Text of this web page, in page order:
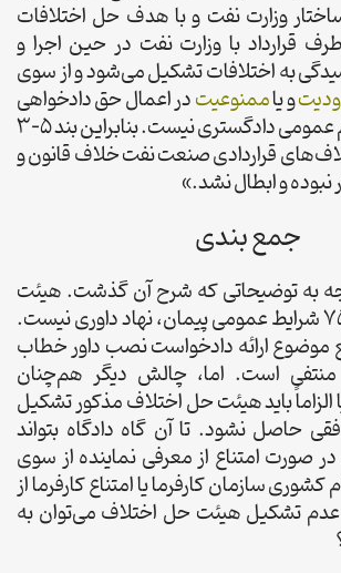
وزارت نفت و با هدف حل اختلافات
قرارداد با وزارت نفت در حین اجرا و
به اختلافات تشکیل می‌شود و از سوی
و یاممنوعیتدر اعمال حق دادخواهی
و مراجعه به محاکم عمومی دادگستری نیست. بنابراین بند ۵-۳
قراردادی صنعت نفت خلاف قانون و
نبوده و ابطال نشد.»
جمع بندی
به توضیحاتی که شرح آن گذشت. هیئت
حل اختلاف ماده 75 شرایط عمومی پیمان، نهاد داوری نیست.
موضوع ارائه دادخواست نصب داور خطاب
است. اما، چالش دیگر هم‌چنان
الزاماً باید هیئت حل اختلاف مذکور تشکیل
حاصل نشود. تا آن گاه دادگاه بتواند
صورت امتناع از معرفی نماینده از سوی
کشوری سازمان کارفرما یا امتناع کارفرما از
عدم تشکیل هیئت حل اختلاف می‌توان به